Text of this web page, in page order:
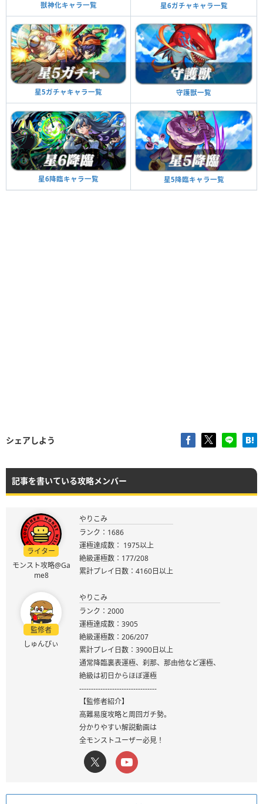
獣神化キャラ一覧 星6ガチャキャラ一覧
星5ガチャキャラ一覧 守護獣一覧
星6降臨キャラ一覧 星5降臨キャラ一覧
シェアしよう
記事を書いている攻略メンバー
ライター
モンスト攻略@Ga
me8
やりこみ
ランク：1686
運極達成数： 1975以上
絶級運極数：177/208
累計プレイ日数：4160日以上
監修者
しゅんぴぃ
やりこみ
ランク：2000
運極達成数：3905
絶級運極数：206/207
累計プレイ日数：3900日以上
通常降臨裏表運極、刹那、那由他など運極、
絶級は初日からほぼ運極
---------------------------------
【監修者紹介】
高難易度攻略と周回ガチ勢。
分かりやすい解説動画は
全モンストユーザー必見！